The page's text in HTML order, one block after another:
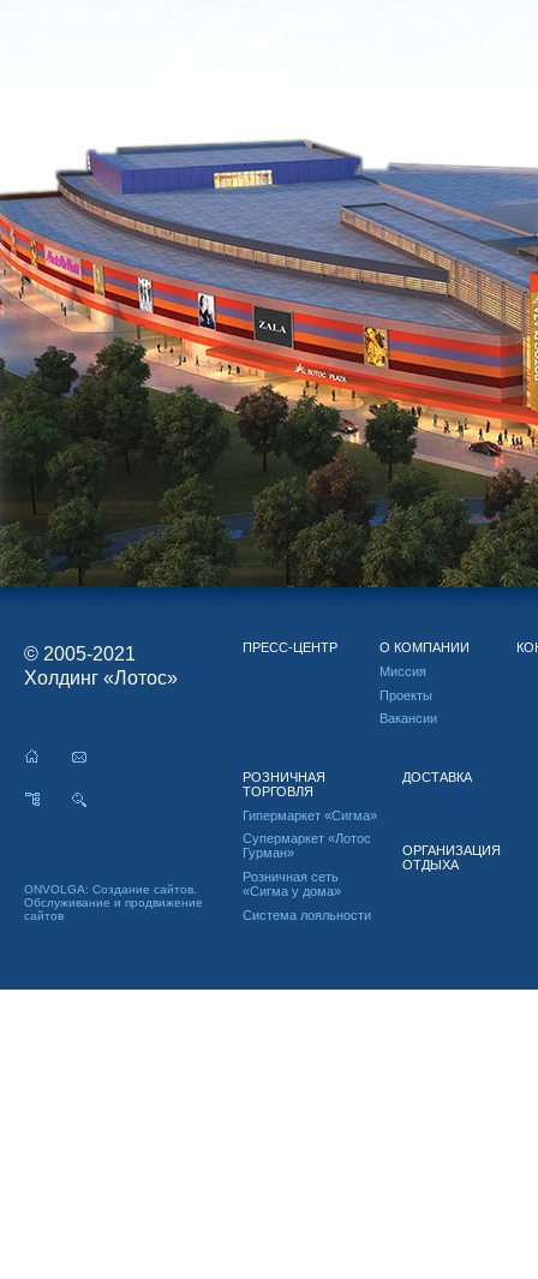
© 2005-2021
Холдинг «Лотос»
ONVOLGA: Создание сайтов.
Обслуживание и продвижение
сайтов
ПРЕСС-ЦЕНТР
О КОМПАНИИ
Миссия
Проекты
Вакансии
РОЗНИЧНАЯ
ТОРГОВЛЯ
Гипермаркет «Сигма»
Супермаркет «Лотос
Гурман»
Розничная сеть
«Сигма у дома»
Система лояльности
ДОСТАВКА
ОРГАНИЗАЦИЯ
ОТДЫХА